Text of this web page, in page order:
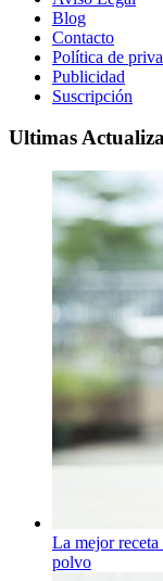
Blog
Contacto
Política de
Publicidad
Suscripción
Ultimas
La mejor receta
polvo